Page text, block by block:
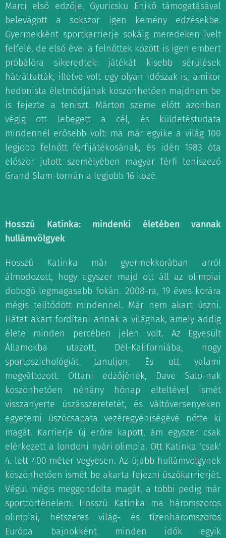
Marci első edzője, Gyuricsku Enikő támogatásával
belevágott a sokszor igen kemény edzésekbe.
Gyermekként sportkarrierje sokáig meredeken ívelt
felfelé, de első évei a felnőttek között is igen embert
próbálóra sikeredtek: játékát kisebb sérülések
hátráltatták, illetve volt egy olyan időszak is, amikor
hedonista életmódjának köszönhetően majdnem be
is fejezte a teniszt. Márton szeme előtt azonban
végig ott lebegett a cél, és küldetéstudata
mindennél erősebb volt: ma már egyike a világ 100
legjobb felnőtt férfijátékosának, és idén 1983 óta
először jutott személyében magyar férfi teniszező
Grand Slam-tornán a legjobb 16 közé.
Hosszú Katinka: mindenki életében vannak
hullámvölgyek
Hosszú Katinka már gyermekkorában arról
álmodozott, hogy egyszer majd ott áll az olimpiai
dobogó legmagasabb fokán. 2008-ra, 19 éves korára
mégis telítődött mindennel. Már nem akart úszni.
Hátat akart fordítani annak a világnak, amely addig
élete minden percében jelen volt. Az Egyesült
Államokba utazott, Dél-Kaliforniába, hogy
sportpszichológiát tanuljon. És ott valami
megváltozott. Ottani edzőjének, Dave Salo-nak
köszönhetően néhány hónap elteltével ismét
visszanyerte úszásszeretetét, és váltóversenyeken
egyetemi úszócsapata vezéregyéniségévé nőtte ki
magát. Karrierje új erőre kapott, ám egyszer csak
elérkezett a londoni nyári olimpia. Ott Katinka 'csak'
4. lett 400 méter vegyesen. Az újabb hullámvölgynek
köszönhetően ismét be akarta fejezni úszókarrierjét.
Végül mégis meggondolta magát, a többi pedig már
sporttörténelem: Hosszú Katinka ma háromszoros
olimpiai, hétszeres világ- és tizenháromszoros
Európa bajnokként minden idők egyik